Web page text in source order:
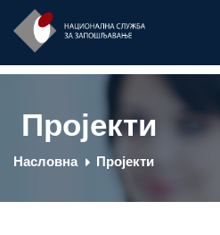
Пројекти
Насловна Пројекти